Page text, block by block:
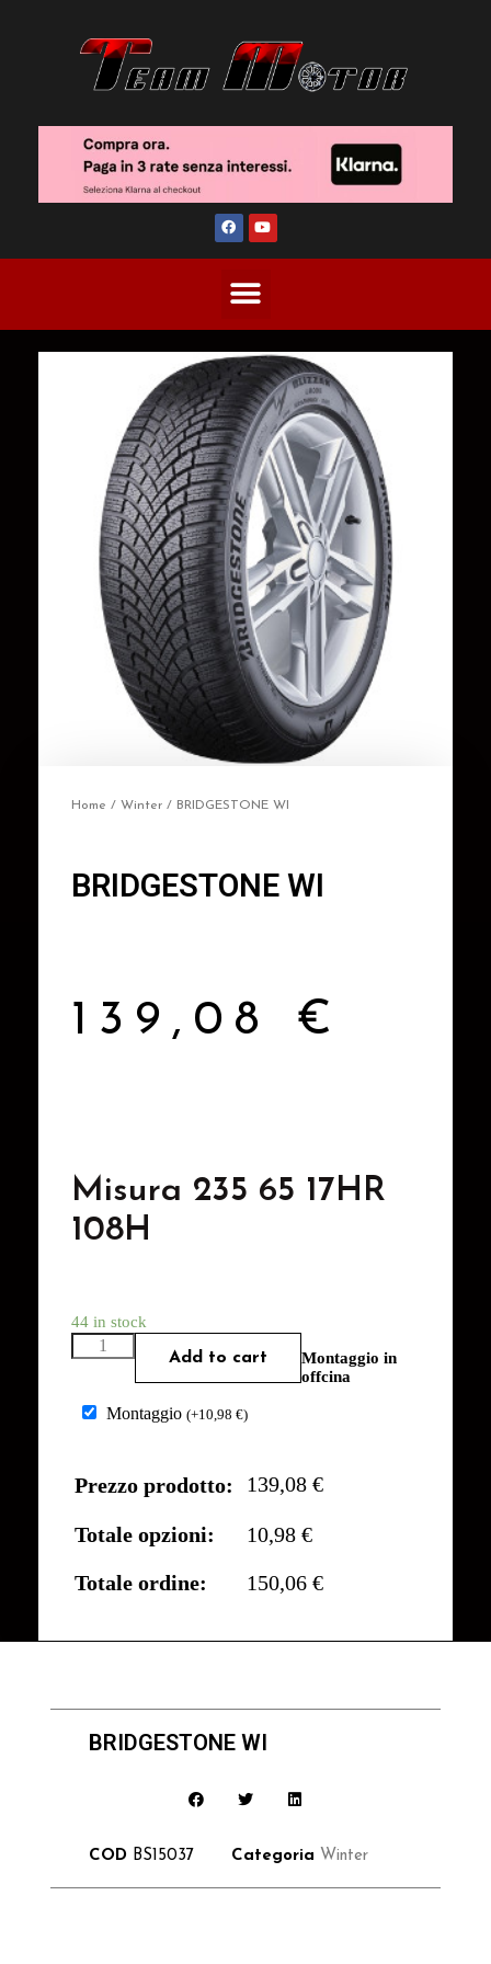
Home / Winter / BRIDGESTONE WI
BRIDGESTONE WI
139,08 €
Misura 235 65 17HR
108H
44 in stock
Add to cart
Montaggio in
offcina
Montaggio (+10,98 €)
Prezzo prodotto: 139,08 €
Totale opzioni:
10,98 €
Totale ordine:
150,06 €
BRIDGESTONE WI
COD BS15037 Categoria Winter